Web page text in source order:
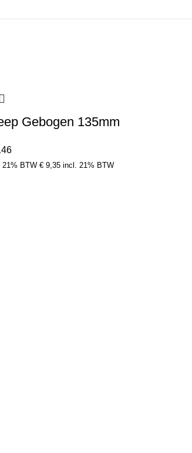
Gebogen 135mm
21% BTW € 9,35 incl. 21% BTW